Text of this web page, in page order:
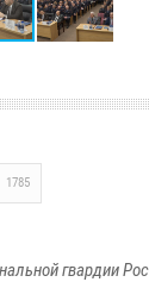
1785
гвардии